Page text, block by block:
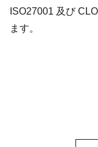
ISO27001 及び
ます。